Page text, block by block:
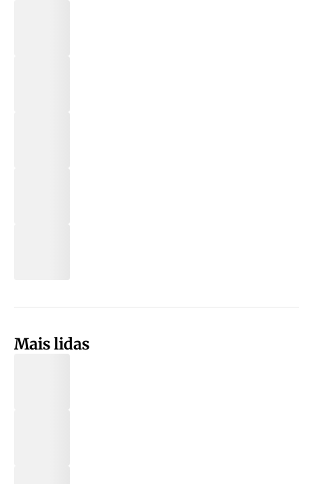
Mais lidas